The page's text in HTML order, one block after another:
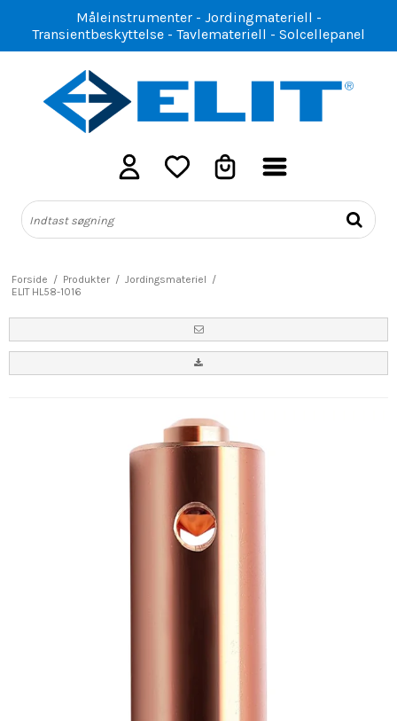
Måleinstrumenter - Jordingmateriell -
Transientbeskyttelse - Tavlemateriell - Solcellepanel
Forside / Produkter / Jordingsmateriel /
ELIT HL58-1016